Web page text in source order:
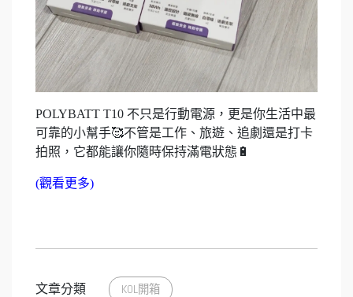
POLYBATT T10 不只是行動電源，更是你生活中最
可靠的小幫手🥰不管是工作、旅遊、追劇還是打卡
拍照，它都能讓你隨時保持滿電狀態🔋
(觀看更多)
文章分類 KOL開箱